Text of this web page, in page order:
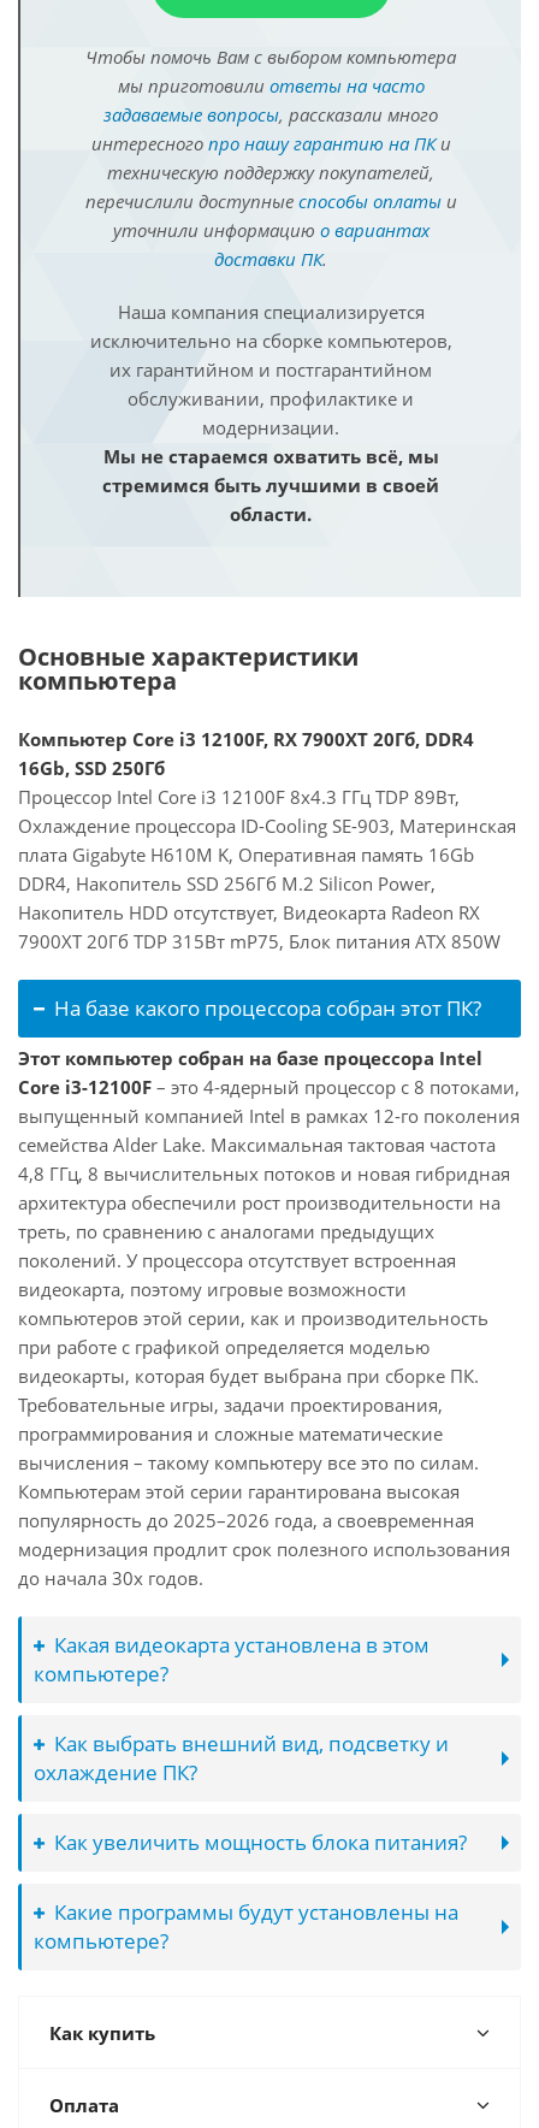
Чтобы помочь Вам с выбором компьютера
мы приготовили ответы на часто
задаваемые вопросы, рассказали много
интересного про нашу гарантию на ПКи
техническую поддержку покупателей,
перечислили доступные способы оплатыи
уточнили информацию о вариантах
доставки ПК.
Наша компания специализируется
исключительно на сборке компьютеров,
их гарантийном и постгарантийном
обслуживании, профилактике и
модернизации.
Мы не стараемся охватить всё, мы
стремимся быть лучшими в своей
области.
Основные характеристики
компьютера
Компьютер Core i3 12100F, RX 7900XT 20Гб, DDR4
16Gb, SSD 250Гб
Процессор Intel Core i3 12100F 8x4.3 ГГц TDP 89Вт,
Охлаждение процессора ID-Cooling SE-903, Материнская
плата Gigabyte H610M K, Оперативная память 16Gb
DDR4, Накопитель SSD 256Гб M.2 Silicon Power,
Накопитель HDD отсутствует, Видеокарта Radeon RX
7900XT 20Гб TDP 315Вт mP75, Блок питания ATX 850W
На базе какого процессора собран этот ПК?
Этот компьютер собран на базе процессора Intel
Core i3-12100F – это 4-ядерный процессор с 8 потоками,
выпущенный компанией Intel в рамках 12-го поколения
семейства Alder Lake. Максимальная тактовая частота
4,8 ГГц, 8 вычислительных потоков и новая гибридная
архитектура обеспечили рост производительности на
треть, по сравнению с аналогами предыдущих
поколений. У процессора отсутствует встроенная
видеокарта, поэтому игровые возможности
компьютеров этой серии, как и производительность
при работе с графикой определяется моделью
видеокарты, которая будет выбрана при сборке ПК.
Требовательные игры, задачи проектирования,
программирования и сложные математические
вычисления – такому компьютеру все это по силам.
Компьютерам этой серии гарантирована высокая
популярность до 2025–2026 года, а своевременная
модернизация продлит срок полезного использования
до начала 30х годов.
Какая видеокарта установлена в этом
компьютере?
Как выбрать внешний вид, подсветку и
охлаждение ПК?
Как увеличить мощность блока питания?
Какие программы будут установлены на
компьютере?
Как купить
Оплата